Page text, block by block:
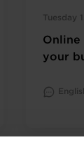
Tuesday
Online
your